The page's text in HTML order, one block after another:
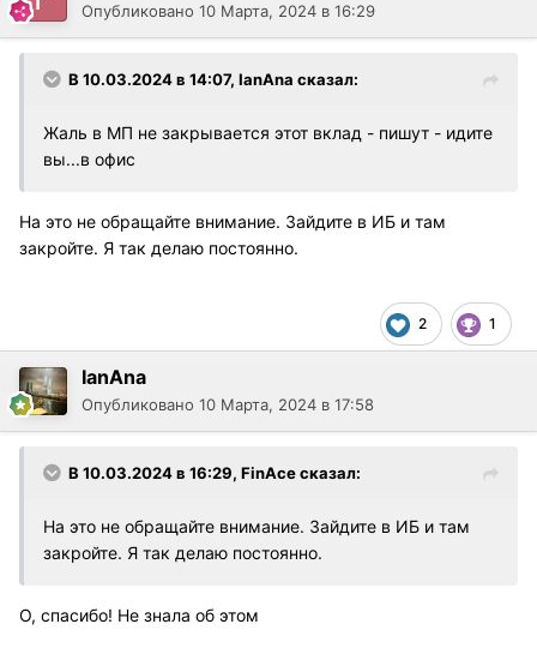
Опубликовано 10 Марта, 2024 в 16:29
В 10.03.2024 в 14:07, IanAna сказал:
Жаль в МП не закрывается этот вклад - пишут - идите
вы...в офис
На это не обращайте внимание. Зайдите в ИБ и там
закройте. Я так делаю постоянно.
2 1
IanAna
Опубликовано 10 Марта, 2024 в 17:58
В 10.03.2024 в 16:29, FinAceсказал:
На это не обращайте внимание. Зайдите в ИБ и там
закройте. Я так делаю постоянно.
О, спасибо! Не знала об этом